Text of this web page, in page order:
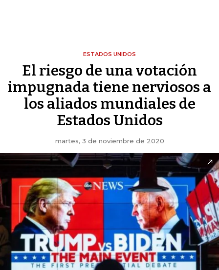
ESTADOS UNIDOS
El riesgo de una votación
impugnada tiene nerviosos a
los aliados mundiales de
Estados Unidos
martes, 3 de noviembre de 2020